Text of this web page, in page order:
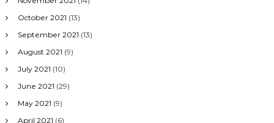
October 2021 (13)
September 2021 (13)
August 2021 (9)
July 2021 (10)
June 2021 (29)
May 2021 (9)
April 2021 (6)